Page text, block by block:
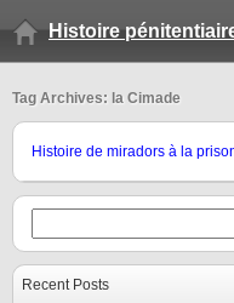
Histoire
Tag Archives: la Cimade
Histoire de miradors à la
Recent Posts